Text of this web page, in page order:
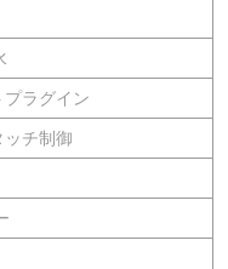
プラグイン
ッチ制御